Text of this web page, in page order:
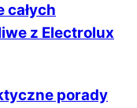
całych
z Electrolux
porady